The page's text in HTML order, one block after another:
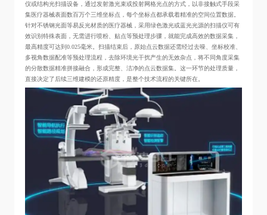
仪或结构光扫描设备，通过发射激光束或投射网格光点的方式，以非接触式手段采
集医疗器械表面数百万个三维坐标点，每个坐标点都承载着精准的空间位置数据。
针对不锈钢光面等易反光材质的医疗器械，采用绿色激光或蓝光光源的扫描仪可有
效识别特殊表面，无需进行喷粉、贴点等预处理步骤，就能完成高效的数据采集，
最高精度可达到0.025毫米。扫描结束后，原始点云数据还需经过去噪、坐标校准、
多视角数据配准等预处理流程，去除环境光干扰产生的无效杂点，将不同角度采集
的分散数据精准拼接融合，形成完整、洁净的点云数据集。这一环节的处理质量，
直接决定了后续三维建模的还原精度，是整个技术流程的关键所在。